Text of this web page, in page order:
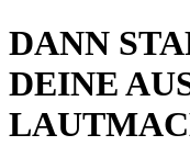
DANN
DEINE